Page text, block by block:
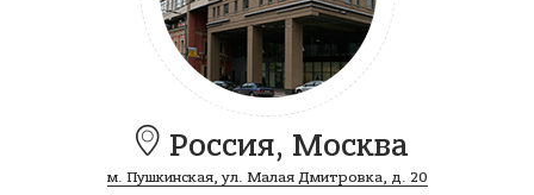
Россия, Москва
м. Пушкинская, ул. Малая Дмитровка, д. 20